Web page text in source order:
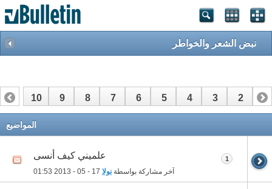
نبض الشعر والخواطر
1
2
3
4
5
6
7
8
9
10
المواضيع
علميني كيف أنسى
آخر مشاركة بواسطة نولا 01:53
1